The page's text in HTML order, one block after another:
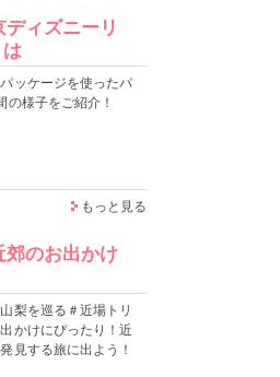
ィズニーリ
ッケージを使ったパ
の様子をご紹介！
もっと見る
郊のお出かけ
梨を巡る＃近場トリ
かけにぴったり！近
見する旅に出よう！